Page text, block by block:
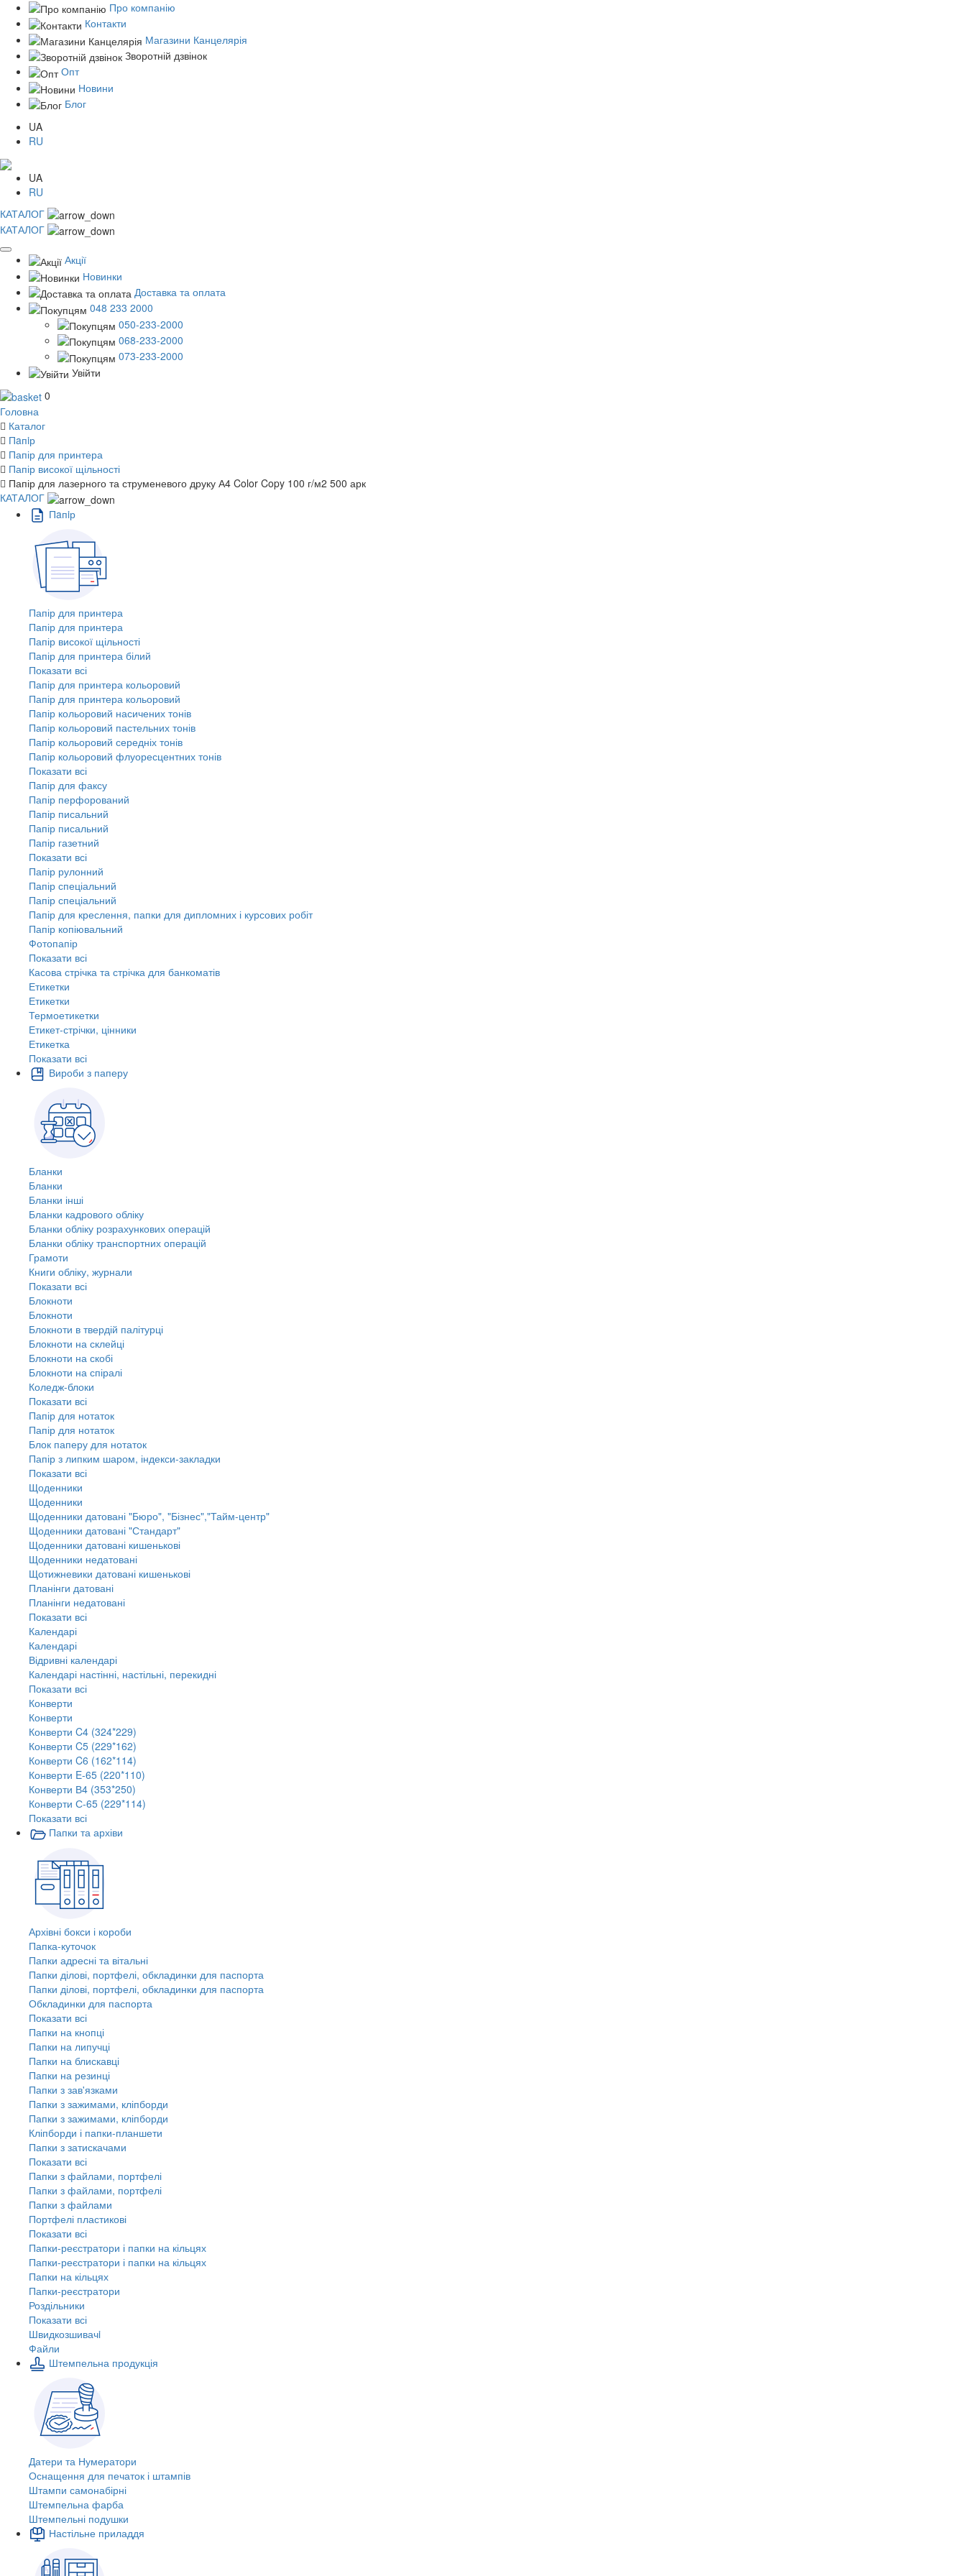
Про компанію
Контакти
Магазини Канцелярія
Зворотній дзвінок
Опт
Новини
Блог
UA
RU
UA
RU
КАТАЛОГ
КАТАЛОГ
Акції
Новинки
Доставка та оплата
048 233 2000
050-233-2000
068-233-2000
073-233-2000
Увійти
0
Головна
Каталог
Пaпiр
Папір для принтера
Папір високої щільності
Папір для лазерного та струменевого друку А4 Color Copy 100 г/м2 500 арк
КАТАЛОГ
Пaпiр
Папір для принтера
Папір для принтера
Папір високої щільності
Папір для принтера білий
Показати всі
Папір для принтера кольоровий
Папір для принтера кольоровий
Папір кольоровий насичених тонів
Папір кольоровий пастельних тонів
Папір кольоровий середніх тонів
Папір кольоровий флуоресцентних тонів
Показати всі
Папір для факсу
Папір перфорований
Папір писальний
Папір писальний
Папір газетний
Показати всі
Папір рулонний
Папір спеціальний
Папір спеціальний
Папір для креслення, папки для дипломних і курсових робіт
Папір копіювальний
Фотопапір
Показати всі
Касова стрічка та стрічка для банкоматів
Етикетки
Етикетки
Термоетикетки
Етикет-стрічки, цінники
Етикетка
Показати всі
Вироби з паперу
Бланки
Бланки
Бланки інші
Бланки кадрового обліку
Бланки обліку розрахункових операцій
Бланки обліку транспортних операцій
Грамоти
Книги обліку, журнали
Показати всі
Блокноти
Блокноти
Блокноти в твердій палітурці
Блокноти на склейці
Блокноти на скобі
Блокноти на спіралі
Коледж-блоки
Показати всі
Папір для нотаток
Папір для нотаток
Блок паперу для нотаток
Папір з липким шаром, індекси-закладки
Показати всі
Щоденники
Щоденники
Щоденники датовані "Бюро", "Бізнес","Тайм-центр"
Щоденники датовані "Стандарт"
Щоденники датовані кишенькові
Щоденники недатовані
Щотижневики датовані кишенькові
Планінги датовані
Планінги недатовані
Показати всі
Календарі
Календарі
Відривні календарі
Календарі настінні, настільні, перекидні
Показати всі
Конверти
Конверти
Конверти C4 (324*229)
Конверти C5 (229*162)
Конверти C6 (162*114)
Конверти E-65 (220*110)
Конверти В4 (353*250)
Конверти С-65 (229*114)
Показати всі
Папки та архіви
Архівні бокси і короби
Папка-куточок
Папки адресні та вітальні
Папки ділові, портфелі, обкладинки для паспорта
Папки ділові, портфелі, обкладинки для паспорта
Обкладинки для паспорта
Показати всі
Папки на кнопці
Папки на липучці
Папки на блискавці
Папки на резинці
Папки з зав'язками
Папки з зажимами, кліпборди
Папки з зажимами, кліпборди
Кліпборди і папки-планшети
Папки з затискачами
Показати всі
Папки з файлами, портфелі
Папки з файлами, портфелі
Папки з файлами
Портфелі пластикові
Показати всі
Папки-реєстратори і папки на кільцях
Папки-реєстратори і папки на кільцях
Папки на кільцях
Папки-реєстратори
Роздільники
Показати всі
Швидкозшивачi
Файли
Штемпельна продукція
Датери та Нумератори
Оснащення для печаток і штампів
Штампи самонабірні
Штемпельна фарба
Штемпельні подушки
Настільне приладдя